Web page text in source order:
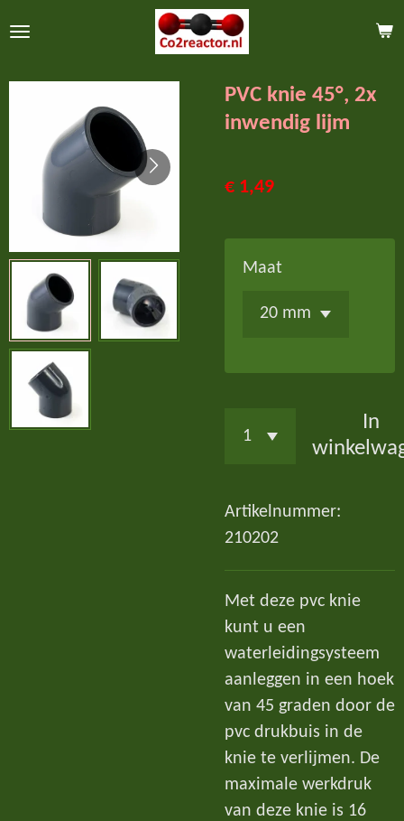
Ga
hoofdinhoud
PVC knie 45°, 2x
inwendig lijm
€ 1,49
Maat
In
Artikelnummer:
210202
Met deze pvc knie
kunt u een
waterleidingsysteem
aanleggen in een hoek
van 45 graden door de
pvc drukbuis in de
knie te verlijmen. De
maximale werkdruk
van deze knie is 16